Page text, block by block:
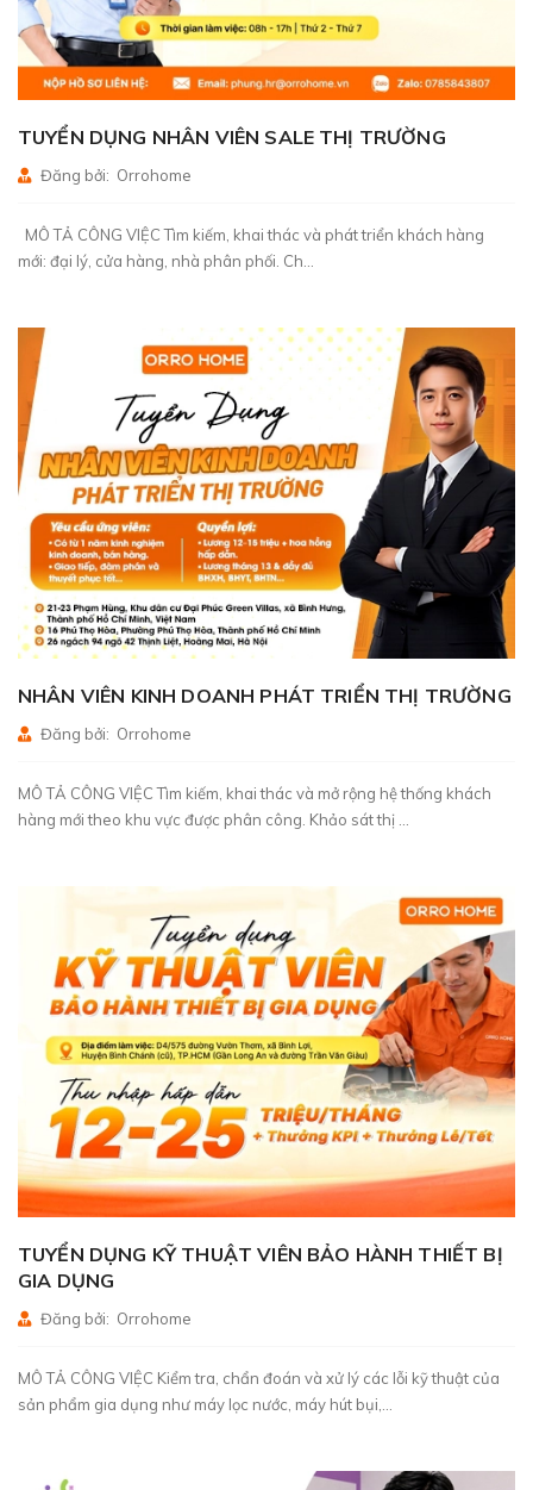
TUYỂN DỤNG NHÂN VIÊN SALE THỊ TRƯỜNG
Đăng bởi: Orrohome
MÔ TẢ CÔNG VIỆC Tìm kiếm, khai thác và phát triển khách hàng
mới: đại lý, cửa hàng, nhà phân phối. Ch...
NHÂN VIÊN KINH DOANH PHÁT TRIỂN THỊ TRƯỜNG
Đăng bởi: Orrohome
MÔ TẢ CÔNG VIỆC Tìm kiếm, khai thác và mở rộng hệ thống khách
hàng mới theo khu vực được phân công. Khảo sát thị ...
TUYỂN DỤNG KỸ THUẬT VIÊN BẢO HÀNH THIẾT BỊ
GIA DỤNG
Đăng bởi: Orrohome
MÔ TẢ CÔNG VIỆC Kiểm tra, chẩn đoán và xử lý các lỗi kỹ thuật của
sản phẩm gia dụng như máy lọc nước, máy hút bụi,...